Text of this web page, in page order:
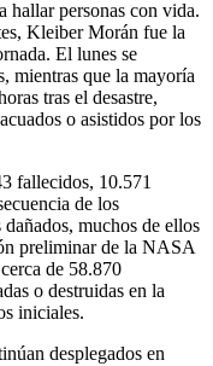
hallar personas con vida.
Kleiber Morán fue la
El lunes se
mientras que la mayoría
tras el desastre,
o asistidos por los
fallecidos, 10.571
de los
muchos de ellos
preliminar de la NASA
de 58.870
o destruidas en la
iniciales.
desplegados en